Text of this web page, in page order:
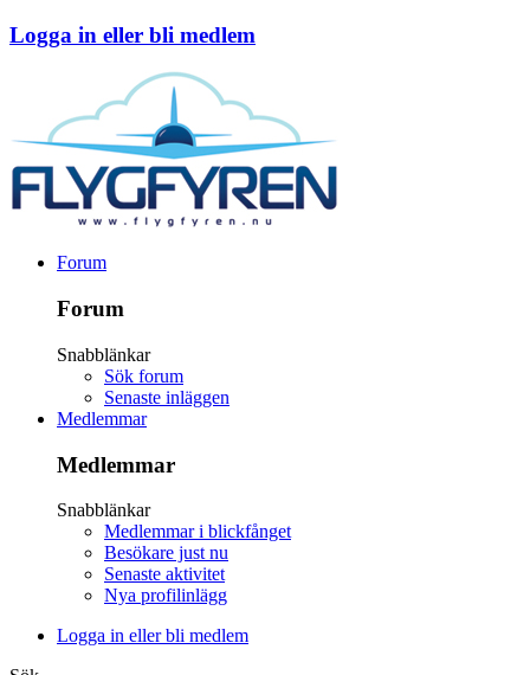
Logga in eller bli medlem
Forum
Forum
Snabblänkar
Sök forum
Senaste inläggen
Medlemmar
Medlemmar
Snabblänkar
Medlemmar i blickfånget
Besökare just nu
Senaste aktivitet
Nya profilinlägg
Logga in eller bli medlem